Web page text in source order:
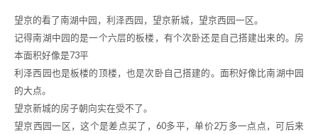
望京的看了南湖中园，利泽西园，望京新城，望京西园一区。
记得南湖中园的是一个六层的板楼，有个次卧还是自己搭建出来的。房
本面积好像是73平
利泽西园也是板楼的顶楼，也是次卧自己搭建的。面积好像比南湖中园
的大点。
望京新城的房子朝向实在受不了。
望京西园一区，这个是差点买了，60多平，单价2万多一点点，可后来